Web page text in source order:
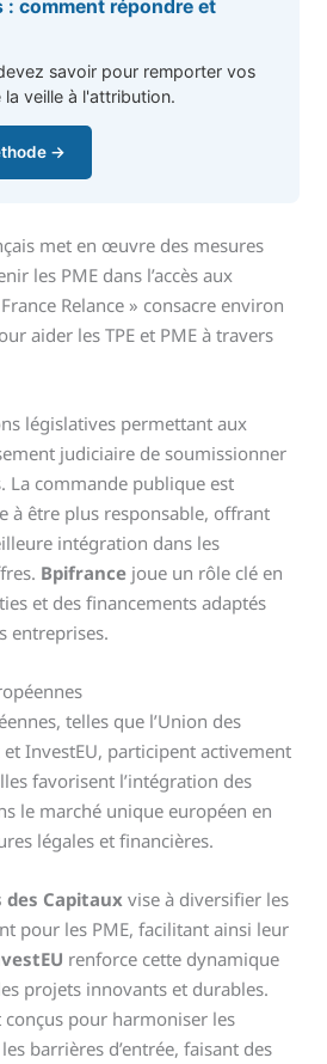
: comment répondre et
savoir pour remporter vos
veille à l'attribution.
→
met en œuvre des mesures
les PME dans l’accès aux
Relance » consacre environ
aider les TPE et PME à travers
législatives permettant aux
judiciaire de soumissionner
La commande publique est
à être plus responsable, offrant
intégration dans les
Bpifrance joue un rôle clé en
et des financements adaptés
entreprises.
telles que l’Union des
InvestEU, participent activement
favorisent l’intégration des
le marché unique européen en
légales et financières.
des Capitaux vise à diversifier les
pour les PME, facilitant ainsi leur
renforce cette dynamique
projets innovants et durables.
pour harmoniser les
barrières d’entrée, faisant des